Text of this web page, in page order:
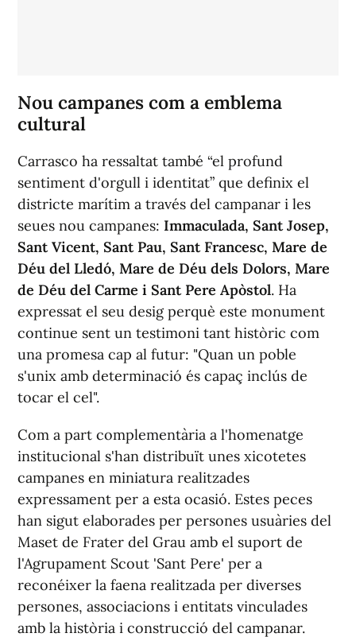
Nou campanes com a emblema
cultural
Carrasco ha ressaltat també “el profund
sentiment d'orgull i identitat” que definix el
districte marítim a través del campanar i les
seues nou campanes: Immaculada, Sant Josep,
Sant Vicent, Sant Pau, Sant Francesc, Mare de
Déu del Lledó, Mare de Déu dels Dolors, Mare
de Déu del Carme i Sant Pere Apòstol. Ha
expressat el seu desig perquè este monument
continue sent un testimoni tant històric com
una promesa cap al futur: "Quan un poble
s'unix amb determinació és capaç inclús de
tocar el cel".
Com a part complementària a l'homenatge
institucional s'han distribuït unes xicotetes
campanes en miniatura realitzades
expressament per a esta ocasió. Estes peces
han sigut elaborades per persones usuàries del
Maset de Frater del Grau amb el suport de
l'Agrupament Scout 'Sant Pere' per a
reconéixer la faena realitzada per diverses
persones, associacions i entitats vinculades
amb la història i construcció del campanar.